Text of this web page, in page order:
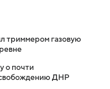
триммером газовую
о почти
ДНР